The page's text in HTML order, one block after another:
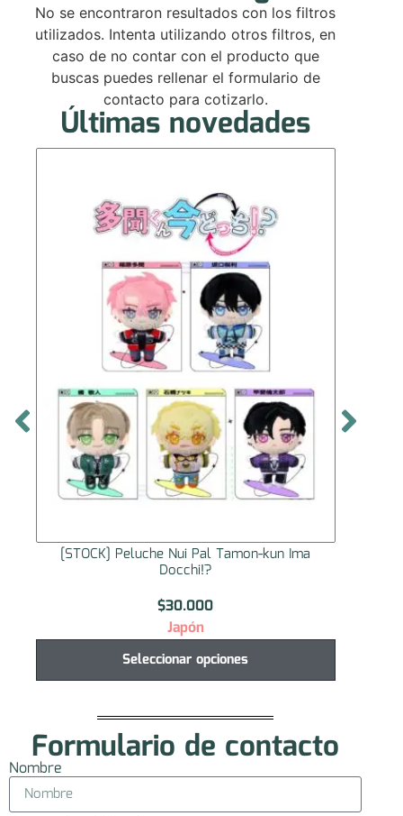
No se encontraron resultados con los filtros
utilizados. Intenta utilizando otros filtros, en
caso de no contar con el producto que
buscas puedes rellenar el formulario de
contacto para cotizarlo.
Últimas novedades
[STOCK] Peluche Nui Pal Tamon-kun Ima
Docchi!?
$30.000
Japón
Seleccionar opciones
Formulario de contacto
Nombre